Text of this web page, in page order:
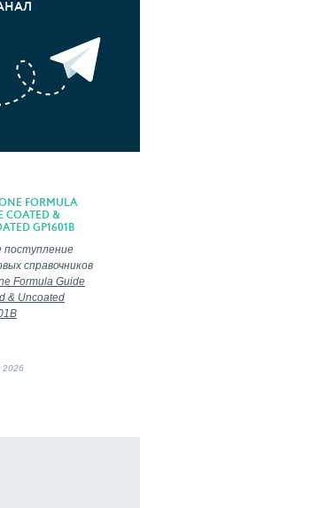
FORMULA
COATED &
GP1601B
поступление
справочников
Formula Guide
& Uncoated
2026